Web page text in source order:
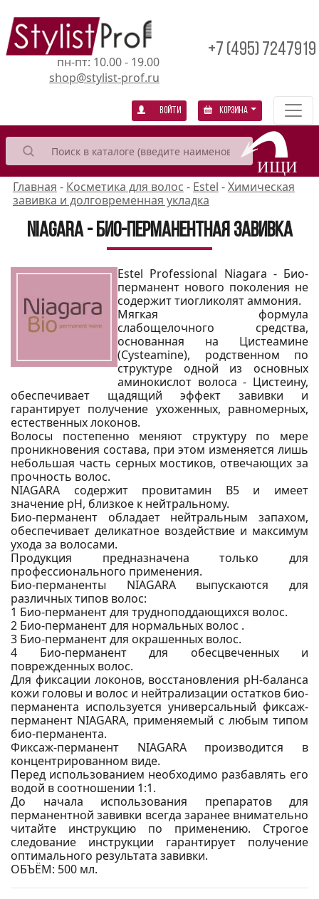
пн-пт: 10.00 - 19.00
shop@stylist-prof.ru
+7 (495) 7247919
Войти Корзина
Главная - Косметика для волос - Estel -Химическая
завивка и долговременная укладка
Niagara - био-перманентная завивка
Estel Professional Niagara - Био-
перманент нового поколения не
содержит тиогликолят аммония.
Мягкая формула
слабощелочного средства,
основанная на Цистеамине
(Cysteamine), родственном по
структуре одной из основных
аминокислот волоса - Цистеину,
обеспечивает щадящий эффект завивки и
гарантирует получение ухоженных, равномерных,
естественных локонов.
Волосы постепенно меняют структуру по мере
проникновения состава, при этом изменяется лишь
небольшая часть серных мостиков, отвечающих за
прочность волос.
NIAGARA содержит провитамин В5 и имеет
значение рН, близкое к нейтральному.
Био-перманент обладает нейтральным запахом,
обеспечивает деликатное воздействие и максимум
ухода за волосами.
Продукция предназначена только для
профессионального применения.
Био-перманенты NIAGARA выпускаются для
различных типов волос:
1 Био-перманент для трудноподдающихся волос.
2 Био-перманент для нормальных волос .
3 Био-перманент для окрашенных волос.
4 Био-перманент для обесцвеченных и
поврежденных волос.
Для фиксации локонов, восстановления рН-баланса
кожи головы и волос и нейтрализации остатков био-
перманента используется универсальный фиксаж-
перманент NIAGARA, применяемый с любым типом
био-перманента.
Фиксаж-перманент NIAGARA производится в
концентрированном виде.
Перед использованием необходимо разбавлять его
водой в соотношении 1:1.
До начала использования препаратов для
перманентной завивки всегда заранее внимательно
читайте инструкцию по применению. Строгое
следование инструкции гарантирует получение
оптимального результата завивки.
ОБЪЁМ: 500 мл.